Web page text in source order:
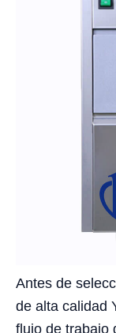
Antes de
de alta calidad
flujo de trabajo